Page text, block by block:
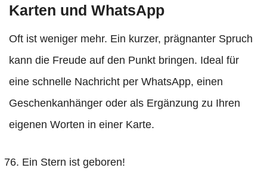
Karten und WhatsApp
Oft ist weniger mehr. Ein kurzer, prägnanter Spruch
kann die Freude auf den Punkt bringen. Ideal für
eine schnelle Nachricht per WhatsApp, einen
Geschenkanhänger oder als Ergänzung zu Ihren
eigenen Worten in einer Karte.
Ein Stern ist geboren!